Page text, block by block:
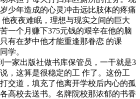
少年造成的心灵冲击远比肢体的疼痛
夜夜难眠，理想与现实之间的巨大
一个月赚下375元钱的艰辛在他的脑
有在梦中他才能重逢那眷恋 的课
学。
一家出版社做书库保管员，一干就是3
，这算是很稳定的工 作了。这份工
交道，填充了他离开学校后内心的孤
高校去送书。名牌院校那浓郁的书香